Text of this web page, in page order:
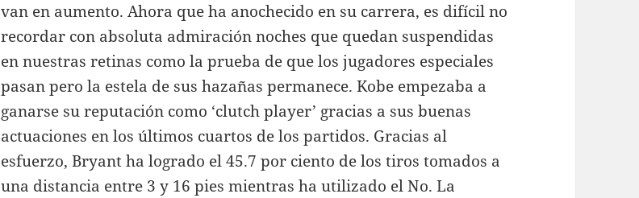
van en aumento. Ahora que ha anochecido en su carrera, es difícil no
recordar con absoluta admiración noches que quedan suspendidas
en nuestras retinas como la prueba de que los jugadores especiales
pasan pero la estela de sus hazañas permanece. Kobe empezaba a
ganarse su reputación como ‘clutch player’ gracias a sus buenas
actuaciones en los últimos cuartos de los partidos. Gracias al
esfuerzo, Bryant ha logrado el 45.7 por ciento de los tiros tomados a
una distancia entre 3 y 16 pies mientras ha utilizado el No. La